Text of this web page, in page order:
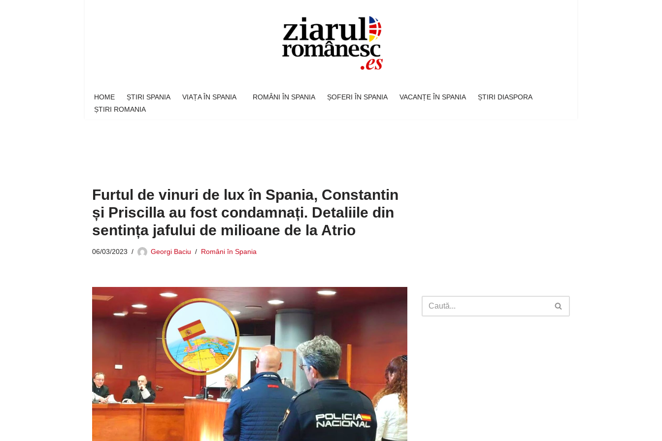
HOME ȘTIRI SPANIA VIAȚA ÎN SPANIA ROMÂNI ÎN SPANIA ȘOFERI ÎN SPANIA VACANȚE ÎN SPANIA
ȘTIRI DIASPORA
ȘTIRI ROMANIA
Furtul de vinuri de lux în Spania, Constantin
și Priscilla au fost condamnați. Detaliile din
sentința jafului de milioane de la Atrio
06/03/2023 Georgi Baciu Români în Spania